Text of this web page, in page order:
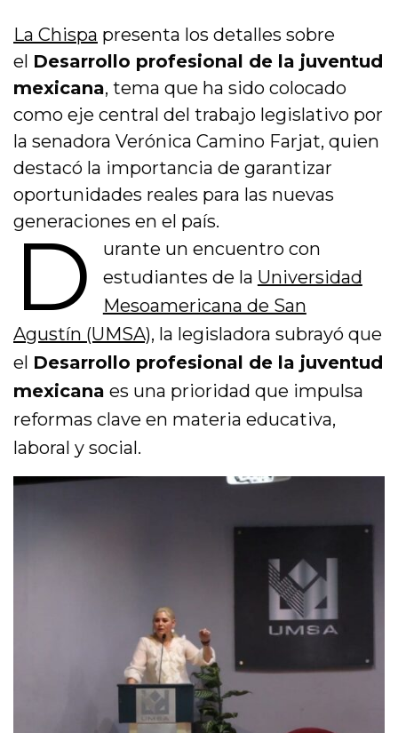
La Chispa presenta los detalles sobre
el Desarrollo profesional de la juventud
mexicana, tema que ha sido colocado
como eje central del trabajo legislativo por
la senadora Verónica Camino Farjat, quien
destacó la importancia de garantizar
oportunidades reales para las nuevas
generaciones en el país.
D
urante un encuentro con
estudiantes de la Universidad
Mesoamericana de San
Agustín (UMSA), la legisladora subrayó que
el Desarrollo profesional de la juventud
mexicana es una prioridad que impulsa
reformas clave en materia educativa,
laboral y social.